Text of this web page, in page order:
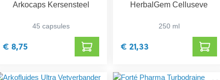
Arkocaps Kersensteel
45 capsules
€ 8,75
HerbalGem Celluseve
250 ml
€ 21,33